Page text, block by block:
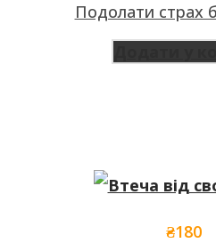
Подолати страх
₴180